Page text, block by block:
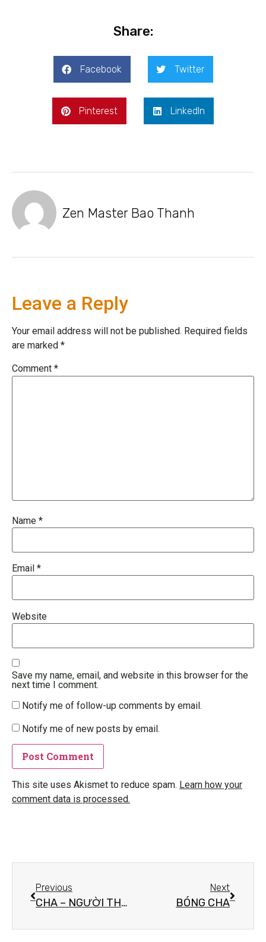
Share:
Facebook Twitter
Pinterest LinkedIn
Zen Master Bao Thanh
Leave a Reply
Your email address will not be published. Required fields
are marked *
Comment *
Name *
Email *
Website
Save my name, email, and website in this browser for the
next time I comment.
Notify me of follow-up comments by email.
Notify me of new posts by email.
This site uses Akismet to reduce spam. Learn how your
comment data is processed.
Previous
CHA – NGƯỜI THỢ XÂY NHÀ
Next
BÓNG CHA